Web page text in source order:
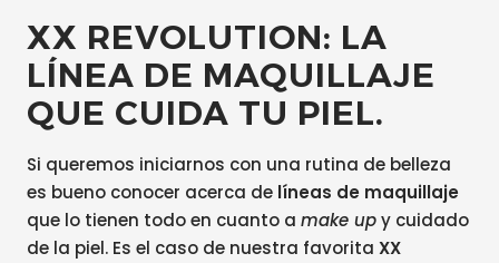
XX REVOLUTION: LA
LÍNEA DE MAQUILLAJE
QUE CUIDA TU PIEL.
Si queremos iniciarnos con una rutina de belleza
es bueno conocer acerca de líneas de maquillaje
que lo tienen todo en cuanto a make upy cuidado
de la piel. Es el caso de nuestra favorita XX